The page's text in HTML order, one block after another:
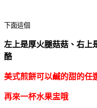
下面這個
左上是厚火腿菇菇、右上
酪
美式煎餅可以鹹的甜的任
再來一杯水果盅哦